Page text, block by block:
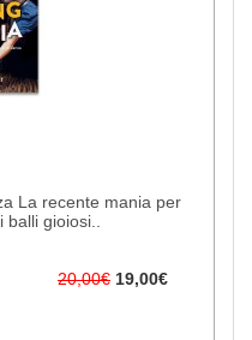
La recente mania per
gioiosi..
20,00€ 19,00€